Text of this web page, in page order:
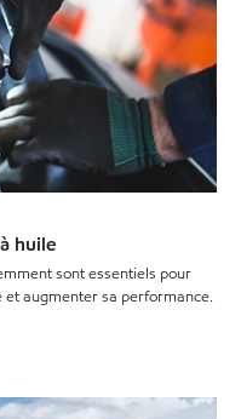
huile
sont essentiels pour
augmenter sa performance.